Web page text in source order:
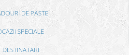
DE PASTE
SPECIALE
DESTINATARI